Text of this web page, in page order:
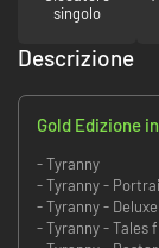
singolo
Descrizione
Gold Edizione
- Tyranny
- Tyranny -
- Tyranny -
- Tyranny - Tales